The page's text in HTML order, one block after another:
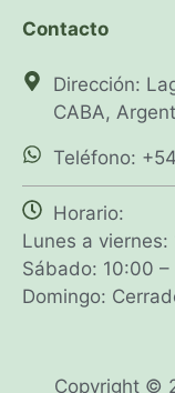
Contacto
Dirección:
CABA,
Teléfono:
Horario:
Lunes a
Sábado: 10:00 –
Domingo:
Copyright ©